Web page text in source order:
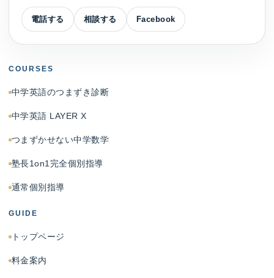
電話する 相談する Facebook
COURSES
中学英語のつまずき診断
中学英語 LAYER X
つまずかせない中学数学
塾長1on1完全個別指導
通常個別指導
GUIDE
トップページ
料金案内